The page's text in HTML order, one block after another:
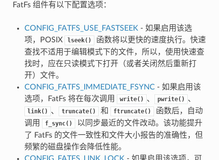
FatFs 组件有以下配置选项：
CONFIG_FATFS_USE_FASTSEEK - 如果启用该选
项，POSIX
lseek()
函数将以更快的速度执行。快速
查找不适用于编辑模式下的文件，所以，使用快速查
找时，应在只读模式下打开（或者关闭然后重新打
开）文件。
CONFIG_FATFS_IMMEDIATE_FSYNC- 如果启用该
选项，FatFs 将在每次调用
write() 、 pwrite() 、
link() 、 truncate() 和 ftruncate()
函数后，自动
调用
f_sync()
以同步最近的文件改动。该功能提升
了 FatFs 的文件一致性和文件大小报告的准确性，但
频繁的磁盘操作会降低性能。